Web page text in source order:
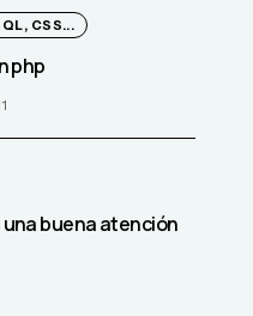
CSS...
php
una buena atención